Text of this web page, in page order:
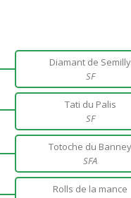
Diamant de Semilly
SF
Tati du Palis
SF
Totoche du Banney
SFA
Rolls de la mance